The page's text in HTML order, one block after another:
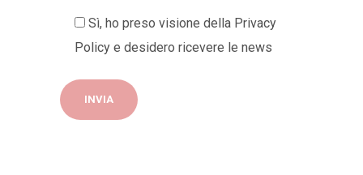
Sì, ho preso visione della Privacy
Policy e desidero ricevere le news